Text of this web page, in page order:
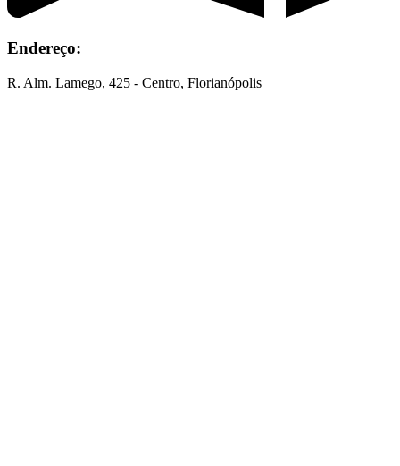
Endereço:
R. Alm. Lamego, 425 - Centro, Florianópolis